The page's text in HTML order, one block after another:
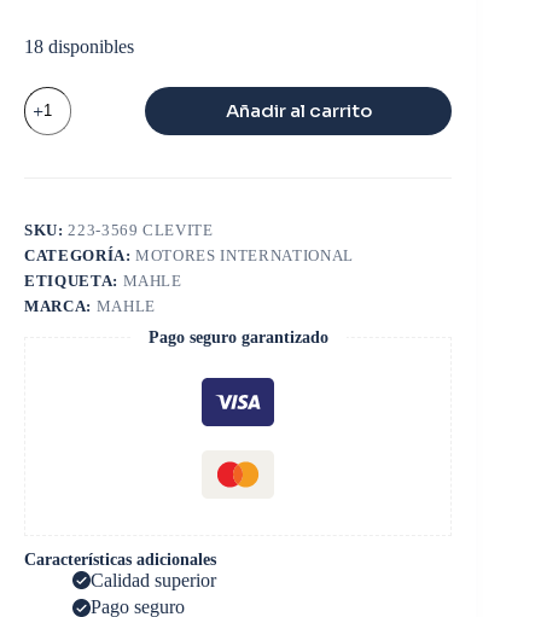
18 disponibles
BUJE
BIELA
HI
Añadir al carrito
SKU: 223-3569 CLEVITE
CATEGORÍA:MOTORES INTERNATIONAL
ETIQUETA: MAHLE
MARCA: MAHLE
Pago seguro garantizado
Características adicionales
Calidad superior
Pago seguro